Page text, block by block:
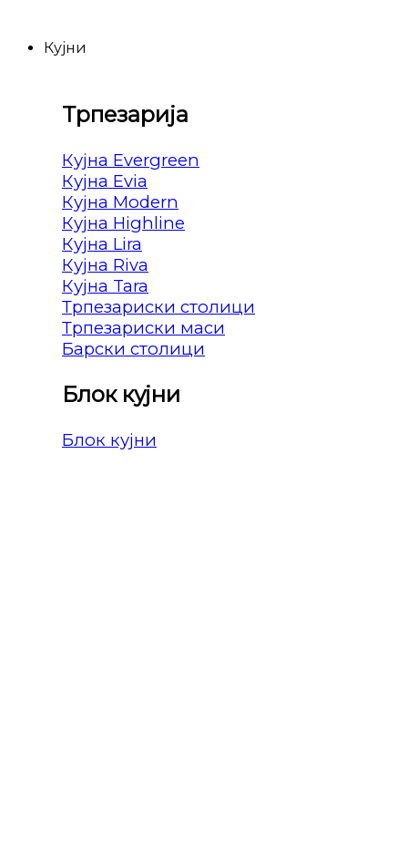
Кујни
Трпезарија
Кујна Evergreen
Кујна Evia
Кујна Modern
Кујна Highline
Кујна Lira
Кујна Riva
Кујна Tara
Трпезариски столици
Трпезариски маси
Барски столици
Блок кујни
Блок кујни